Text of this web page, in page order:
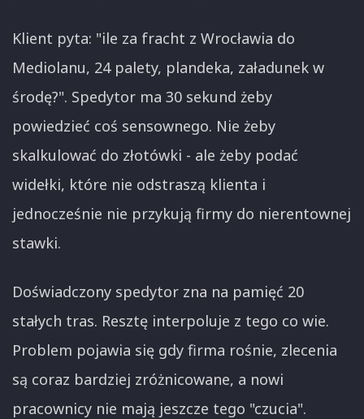
Klient pyta: "ile za fracht z Wrocławia do
Mediolanu, 24 palety, plandeka, załadunek w
środę?". Spedytor ma 30 sekund żeby
powiedzieć coś sensownego. Nie żeby
skalkulować do złotówki - ale żeby podać
widełki, które nie odstraszą klienta i
jednocześnie nie przykują firmy do nierentownej
stawki.
Doświadczony spedytor zna na pamięć 20
stałych tras. Resztę interpoluje z tego co wie.
Problem pojawia się gdy firma rośnie, zlecenia
są coraz bardziej zróżnicowane, a nowi
pracownicy nie mają jeszcze tego "czucia".